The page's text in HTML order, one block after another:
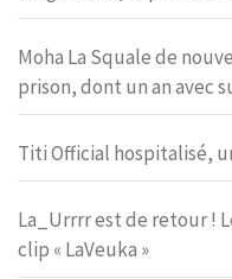
Moha La Squale de
prison, dont un an avec
Titi Official hospitalisé,
La_Urrrr est de retour !
clip « LaVeuka »